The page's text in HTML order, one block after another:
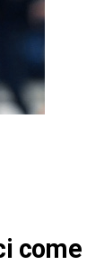
come